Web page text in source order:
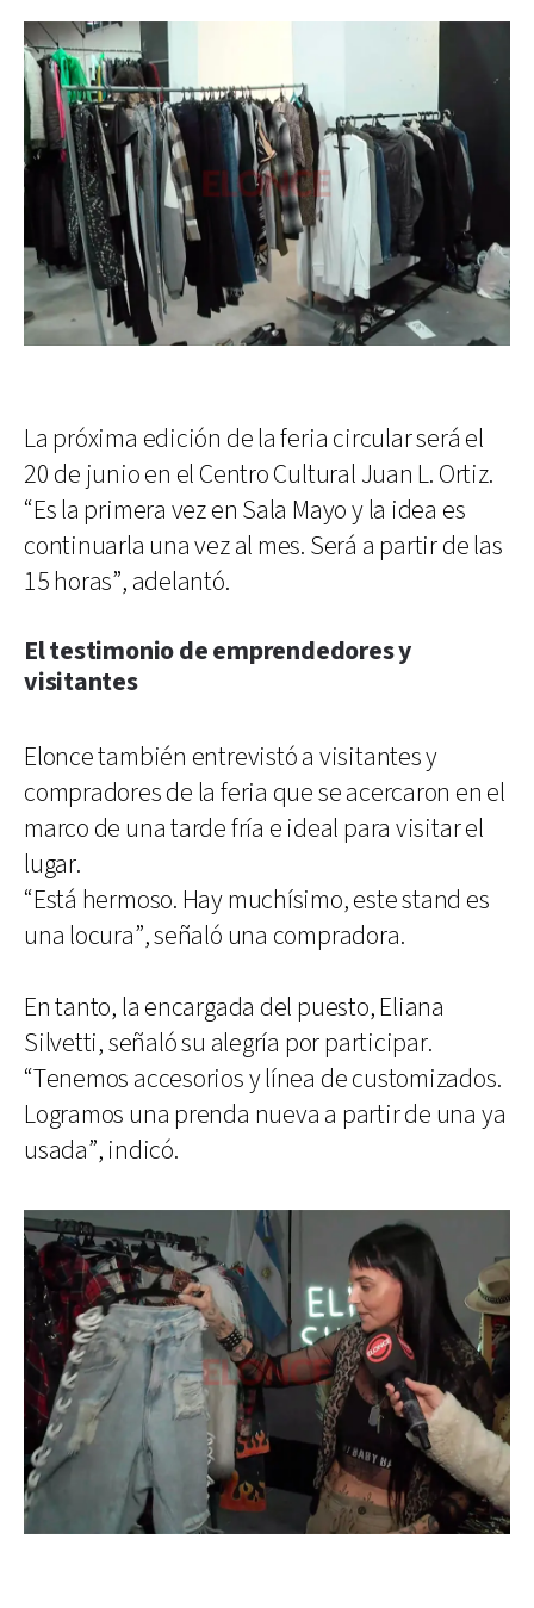
La próxima edición de la feria circular será el
20 de junio en el Centro Cultural Juan L. Ortiz.
“Es la primera vez en Sala Mayo y la idea es
continuarla una vez al mes. Será a partir de las
15 horas”, adelantó.
El testimonio de emprendedores y
visitantes
Elonce también entrevistó a visitantes y
compradores de la feria que se acercaron en el
marco de una tarde fría e ideal para visitar el
lugar.
“Está hermoso. Hay muchísimo, este stand es
una locura”, señaló una compradora.
En tanto, la encargada del puesto, Eliana
Silvetti, señaló su alegría por participar.
“Tenemos accesorios y línea de customizados.
Logramos una prenda nueva a partir de una ya
usada”, indicó.